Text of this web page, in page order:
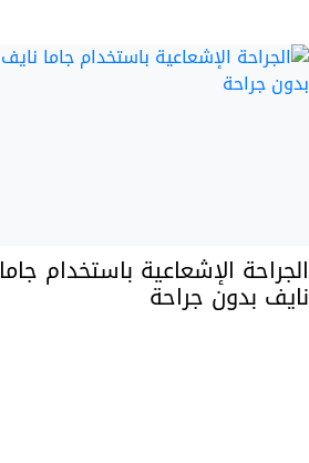
الجراحة الإشعاعية باستخدام جاما
نايف بدون جراحة